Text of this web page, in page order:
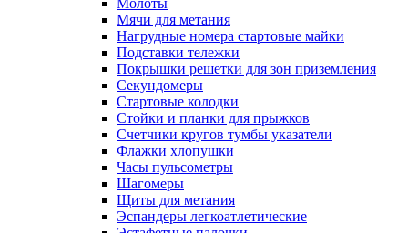
Молоты
Мячи для метания
Нагрудные номера стартовые майки
Подставки тележки
Покрышки решетки для зон приземления
Секундомеры
Стартовые колодки
Стойки и планки для прыжков
Счетчики кругов тумбы указатели
Флажки хлопушки
Часы пульсометры
Шагомеры
Щиты для метания
Эспандеры легкоатлетические